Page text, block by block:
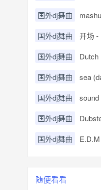
国外dj舞曲
国外dj舞曲 开场 -
国外dj舞曲 Dutch
国外dj舞曲 sea
国外dj舞曲
国外dj舞曲
国外dj舞曲
随便看看